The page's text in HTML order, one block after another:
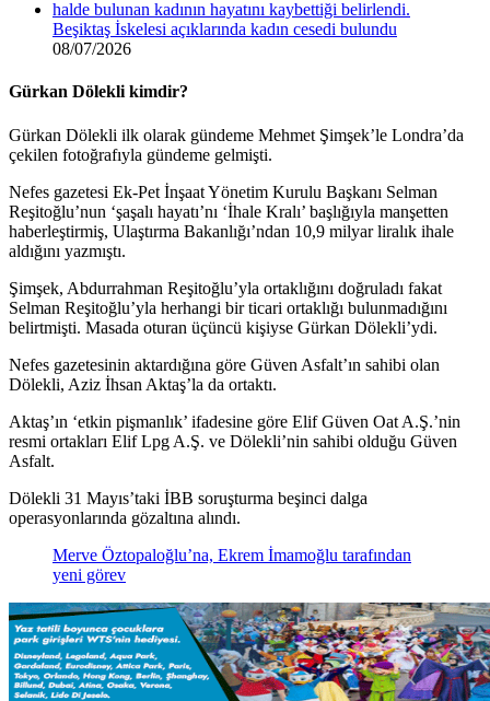
Beşiktaş İskelesi açıklarında kadın cesedi bulundu
08/07/2026
Gürkan Dölekli kimdir?
Gürkan Dölekli ilk olarak gündeme Mehmet Şimşek’le Londra’da
çekilen fotoğrafıyla gündeme gelmişti.
Nefes gazetesi Ek-Pet İnşaat Yönetim Kurulu Başkanı Selman
Reşitoğlu’nun ‘şaşalı hayatı’nı ‘İhale Kralı’ başlığıyla manşetten
haberleştirmiş, Ulaştırma Bakanlığı’ndan 10,9 milyar liralık ihale
aldığını yazmıştı.
Şimşek, Abdurrahman Reşitoğlu’yla ortaklığını doğruladı fakat
Selman Reşitoğlu’yla herhangi bir ticari ortaklığı bulunmadığını
belirtmişti. Masada oturan üçüncü kişiyse Gürkan Dölekli’ydi.
Nefes gazetesinin aktardığına göre Güven Asfalt’ın sahibi olan
Dölekli, Aziz İhsan Aktaş’la da ortaktı.
Aktaş’ın ‘etkin pişmanlık’ ifadesine göre Elif Güven Oat A.Ş.’nin
resmi ortakları Elif Lpg A.Ş. ve Dölekli’nin sahibi olduğu Güven
Asfalt.
Dölekli 31 Mayıs’taki İBB soruşturma beşinci dalga
operasyonlarında gözaltına alındı.
Merve Öztopaloğlu’na, Ekrem İmamoğlu tarafından
yeni görev